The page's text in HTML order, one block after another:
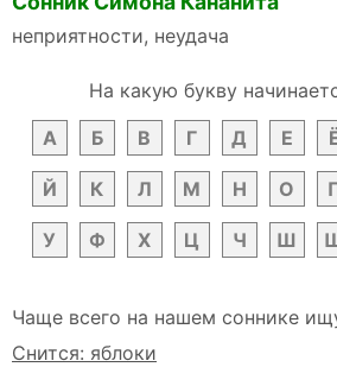
неприятности, неудача
На какую букву
А
Б В Г Д Е
Й К Л М Н О
У Ф Х Ц Ч Ш
Чаще всего на нашем соннике
Снится: яблоки